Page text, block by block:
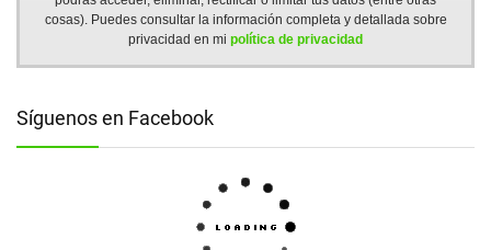
cosas). Puedes consultar la información completa y detallada sobre
privacidad en mi política de privacidad
Síguenos en Facebook